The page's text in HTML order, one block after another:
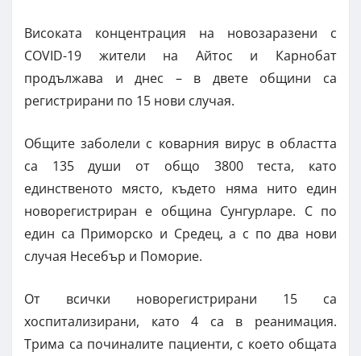
Високата концентрация на новозаразени с
COVID-19 жители на Айтос и Карнобат
продължава и днес – в двете общини са
регистрирани по 15 нови случая.
Общите заболели с коварния вирус в областта
са 135 души от общо 3800 теста, като
единственото място, където няма нито един
новорегистриран е община Сунгурларе. С по
един са Приморско и Средец, а с по два нови
случая Несебър и Поморие.
От всички новорегистрирани 15 са
хоспитализирани, като 4 са в реанимация.
Трима са починалите пациенти, с което общата